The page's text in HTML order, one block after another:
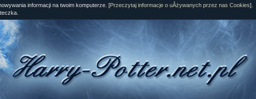
informacji na twoim komputerze. [Przeczytaj informacje o uÂżywanych przez nas Cookies].